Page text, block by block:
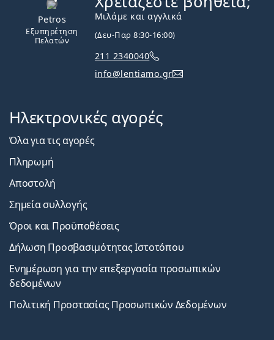
Petros
Εξυπηρέτηση
Πελατών
Μιλάμε και αγγλικά
(Δευ-Παρ 8:30-16:00)
211 2340040
info@lentiamo.gr
Ηλεκτρονικές αγορές
Όλα για τις αγορές
Πληρωμή
Αποστολή
Σημεία συλλογής
Όροι και Προϋποθέσεις
Δήλωση Προσβασιμότητας Ιστοτόπου
Ενημέρωση για την επεξεργασία προσωπικών
δεδομένων
Πολιτική Προστασίας Προσωπικών Δεδομένων